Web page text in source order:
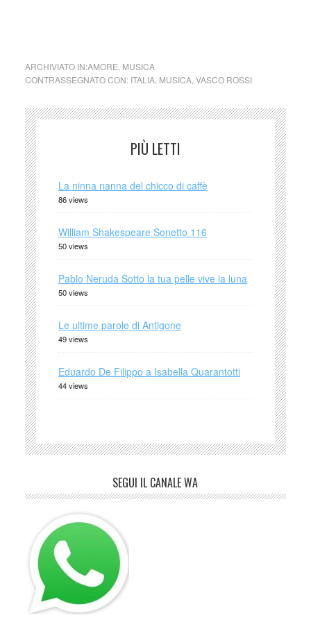
ARCHIVIATO IN:AMORE MUSICA
CONTRASSEGNATO CON: ITALIA, MUSICA, VASCO ROSSI
PIÙ LETTI
La ninna nanna del chicco di caffè
86 views
William Shakespeare Sonetto 116
50 views
Pablo Neruda Sotto la tua pelle vive la luna
50 views
Le ultime parole di Antigone
49 views
Eduardo De Filippo a Isabella Quarantotti
44 views
SEGUI IL CANALE WA